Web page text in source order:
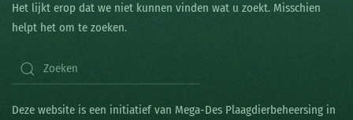
Het lijkt erop dat we niet kunnen vinden wat u zoekt. Misschien
helpt het om te zoeken.
Deze website is een initiatief van Mega-Des Plaagdierbeheersing in